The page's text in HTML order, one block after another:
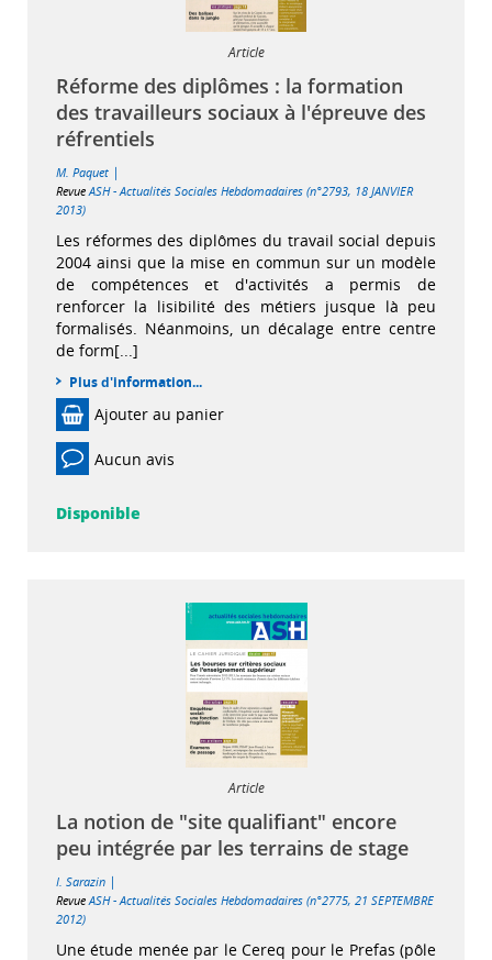
Article
Réforme des diplômes : la formation
des travailleurs sociaux à l'épreuve des
réfrentiels
M. Paquet |
Revue ASH - Actualités Sociales Hebdomadaires (n°2793, 18 JANVIER
2013)
Les réformes des diplômes du travail social depuis
2004 ainsi que la mise en commun sur un modèle
de compétences et d'activités a permis de
renforcer la lisibilité des métiers jusque là peu
formalisés. Néanmoins, un décalage entre centre
de form[...]
Plus d'information...
Ajouter au panier
Aucun avis
Disponible
Article
La notion de "site qualifiant" encore
peu intégrée par les terrains de stage
I. Sarazin |
RevueASH - Actualités Sociales Hebdomadaires (n°2775, 21 SEPTEMBRE
2012)
Une étude menée par le Cereq pour le Prefas (pôle